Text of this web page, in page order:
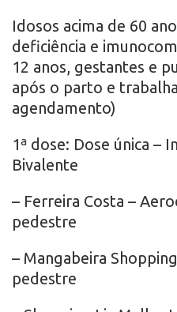
Idosos acima de 60
deficiência e
12 anos, gestantes e
após o parto e
agendamento)
1ª dose: Dose única –
Bivalente
– Ferreira Costa –
pedestre
– Mangabeira
pedestre